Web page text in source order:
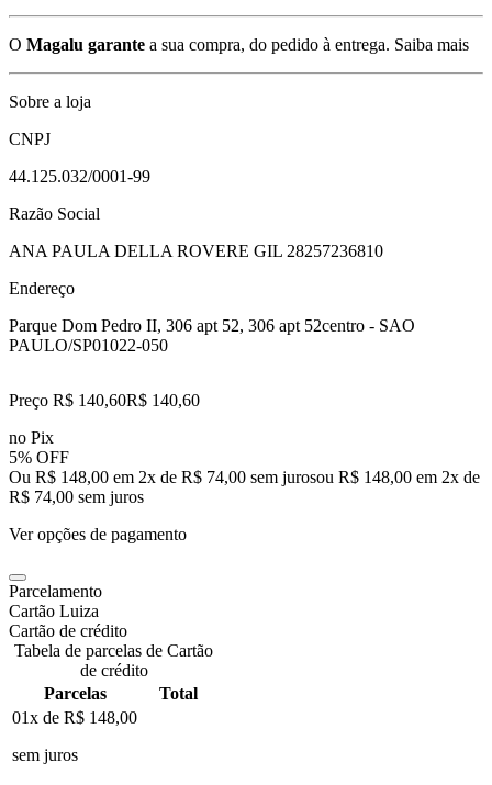
O Magalu garante a sua compra, do pedido à entrega. Saiba mais
Sobre a loja
CNPJ
44.125.032/0001-99
Razão Social
ANA PAULA DELLA ROVERE GIL 28257236810
Endereço
Parque Dom Pedro II, 306 apt 52, 306 apt 52centro - SAO
PAULO/SP01022-050
Preço R$ 140,60R$ 140,60
no Pix
5% OFF
Ou R$ 148,00 em 2x de R$ 74,00 sem jurosou R$ 148,00 em 2x de
R$ 74,00 sem juros
Ver opções de pagamento
Parcelamento
Cartão Luiza
Cartão de crédito
Tabela de parcelas de Cartão
de crédito
Parcelas
Total
01x de R$ 148,00
sem juros